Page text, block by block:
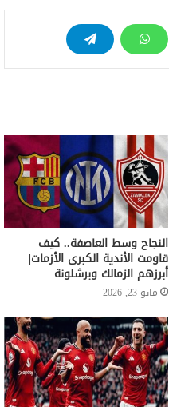
النجاح وسط العاصفة.. كيف
قاومت الأندية الكبرى الأزمات|
أبرزهم الزمالك وبرشلونة
مايو 23, 2026